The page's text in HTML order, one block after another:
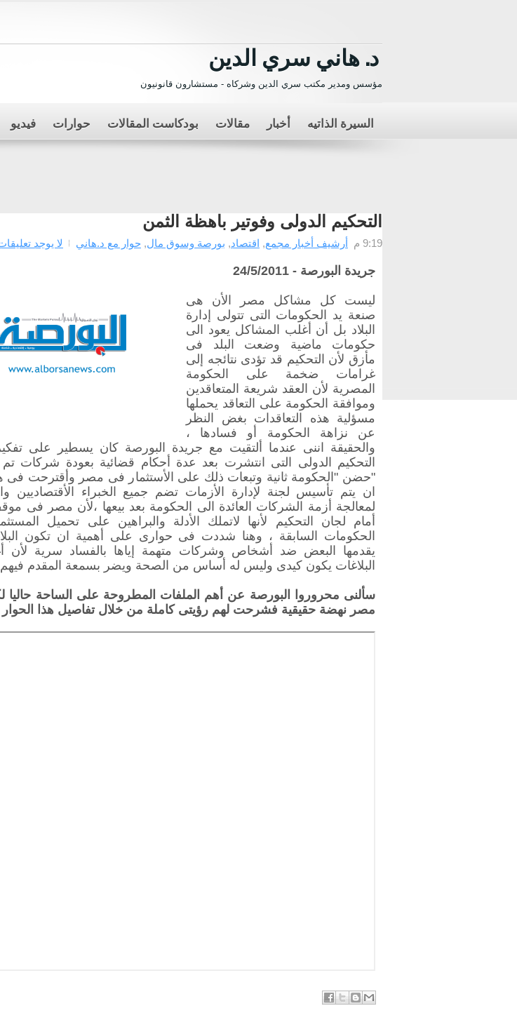
د. هاني سري الدين
مؤسس ومدير مكتب سري الدين وشركاه - مستشارون قانونيون
السيرة الذاتيه أخبار مقالات بودكاست المقالات حوارات فيديو
التحكيم الدولى وفوتير باهظة الثمن
9:19 م أرشيف أخبار مجمع, اقتصاد, بورصة وسوق مال, حوار مع د.هاني لا يوجد
جريدة البورصة - 24/5/2011
ليست كل مشاكل مصر الأن هى
صنعة يد الحكومات التى تتولى إدارة
البلاد بل أن أغلب المشاكل يعود الى
حكومات ماضية وضعت البلد فى
مأزق لأن التحكيم قد تؤدى نتائجه إلى
غرامات ضخمة على الحكومة
المصرية لأن العقد شريعة المتعاقدين
وموافقة الحكومة على التعاقد يحملها
مسؤلية هذه التعاقدات بغض النظر
عن نزاهة الحكومة أو فسادها ،
والحقيقة اننى عندما ألتقيت مع جريدة البورصة كان يسطير على
التحكيم الدولى التى انتشرت بعد عدة أحكام قضائية بعودة شركات تم
"حضن "الحكومة ثانية وتبعات ذلك على الأستثمار فى مصر وأقترحت فى
ان يتم تأسيس لجنة لإدارة الأزمات تضم جميع الخبراء الأقتصاديين
لمعالجة أزمة الشركات العائدة الى الحكومة بعد بيعها ،لأن مصر فى
أمام لجان التحكيم لأنها لاتملك الأدلة والبراهين على تحميل
الحكومات السابقة ، وهنا شددت فى حوارى على أهمية ان تكون
يقدمها البعض ضد أشخاص وشركات متهمة إياها بالفساد سرية لأن
البلاغات يكون كيدى وليس له أساس من الصحة ويضر بسمعة المقدم فيهم
سألنى محروروا البورصة عن أهم الملفات المطروحة على الساحة
مصر نهضة حقيقية فشرحت لهم رؤيتى كاملة من خلال تفاصيل هذا الحوار